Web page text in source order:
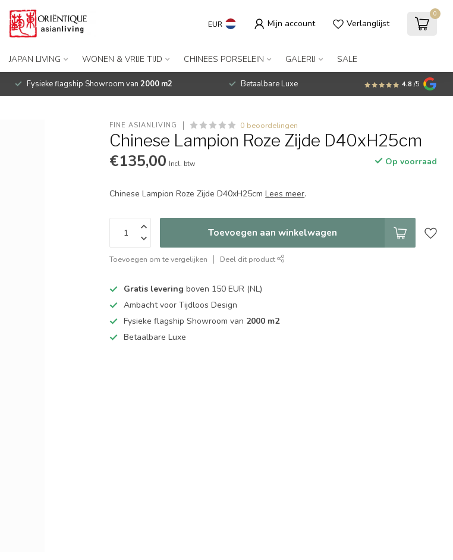
EUR Mijn account Verlanglijst
0
JAPAN LIVING WONEN & VRIJE TIJD CHINEES PORSELEIN GALERIJ SALE
Fysieke flagship Showroom van 2000 m2 Betaalbare Luxe 4.8 /5
FINE ASIANLIVING 0 beoordelingen
Chinese Lampion Roze Zijde D40xH25cm
€135,00 Incl. btw Op voorraad
Chinese Lampion Roze Zijde D40xH25cmLees meer.
Toevoegen aan winkelwagen
Toevoegen om te vergelijken Deel dit product
Gratis levering boven 150 EUR (NL)
Ambacht voor Tijdloos Design
Fysieke flagship Showroom van 2000 m2
Betaalbare Luxe